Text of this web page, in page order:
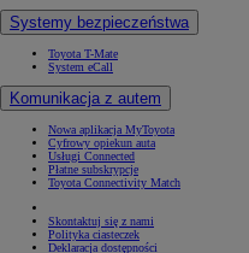
Systemy bezpieczeństwa
Toyota T-Mate
System eCall
Komunikacja z autem
Nowa aplikacja MyToyota
Cyfrowy opiekun auta
Usługi Connected
Płatne subskrypcje
Toyota Connectivity Match
Skontaktuj się z nami
Polityka ciasteczek
Deklaracja dostępności